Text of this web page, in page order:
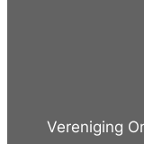
Vereniging